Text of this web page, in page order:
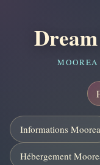
Informations Moorea
Hébergement